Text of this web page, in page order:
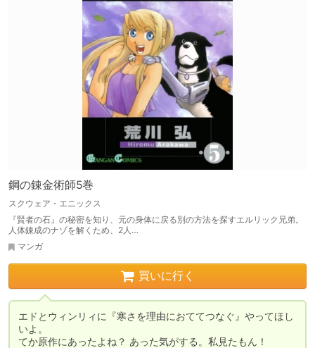
鋼の錬金術師5巻
スクウェア・エニックス
『賢者の石』の秘密を知り、元の身体に戻る別の方法を探すエルリック兄弟。
人体錬成のナゾを解くため、2人…
マンガ
買いに行く
エドとウィンリィに『寒さを理由におててつなぐ』やってほし
いよ。
てか原作にあったよね？ あった気がする。私見たもん！